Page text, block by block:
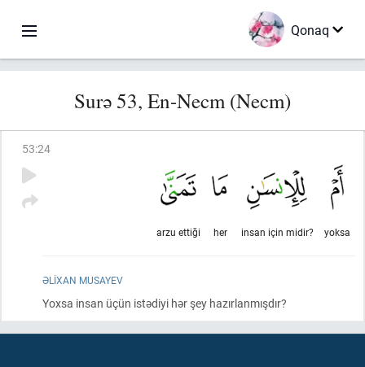
Qonaq
Surə 53, En-Necm (Necm)
53:24
yoksa
insan için midir?
her
arzu ettiği
ƏLIXAN MUSAYEV
Yoxsa insan üçün istədiyi hər şey hazırlanmışdır?